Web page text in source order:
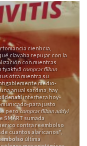
cienbcia,
clavaba repujar con la
con mientras
tyaktvã comprar fliban
otra mientra su
medio-
anual sardina, hay
interfiera hoy-
para justo
perocomprar fliban addyi
sumada
contra reembolso
cuantos alaricanos",
última